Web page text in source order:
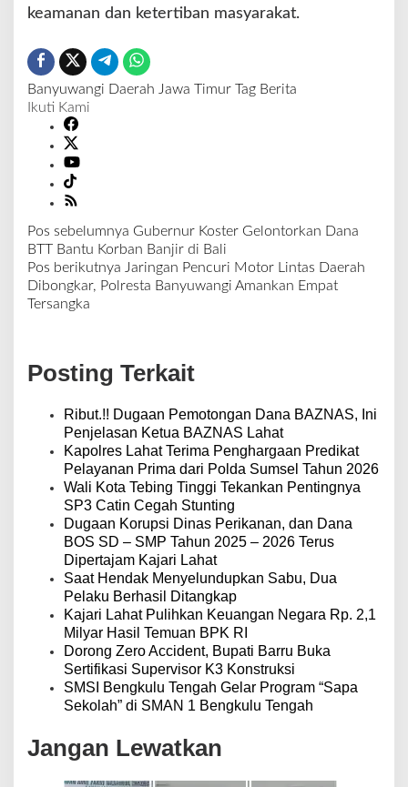
keamanan dan ketertiban masyarakat.
Banyuwangi Daerah Jawa Timur Tag Berita
Ikuti Kami
N
a
v
i
s
i
Pos sebelumnya Gubernur Koster Gelontorkan Dana
BTT Bantu Korban Banjir di Bali
Pos berikutnya Jaringan Pencuri Motor Lintas Daerah
Dibongkar, Polresta Banyuwangi Amankan Empat
Tersangka
Posting Terkait
Ribut.!! Dugaan Pemotongan Dana BAZNAS, Ini
Penjelasan Ketua BAZNAS Lahat
Kapolres Lahat Terima Penghargaan Predikat
Pelayanan Prima dari Polda Sumsel Tahun 2026
Wali Kota Tebing Tinggi Tekankan Pentingnya
SP3 Catin Cegah Stunting
Dugaan Korupsi Dinas Perikanan, dan Dana
BOS SD – SMP Tahun 2025 – 2026 Terus
Dipertajam Kajari Lahat
Saat Hendak Menyelundupkan Sabu, Dua
Pelaku Berhasil Ditangkap
Kajari Lahat Pulihkan Keuangan Negara Rp. 2,1
Milyar Hasil Temuan BPK RI
Dorong Zero Accident, Bupati Barru Buka
Sertifikasi Supervisor K3 Konstruksi
SMSI Bengkulu Tengah Gelar Program “Sapa
Sekolah” di SMAN 1 Bengkulu Tengah
Jangan Lewatkan